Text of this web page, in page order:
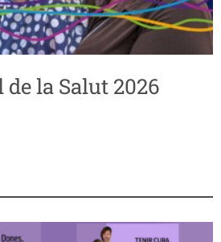
la Salut 2026